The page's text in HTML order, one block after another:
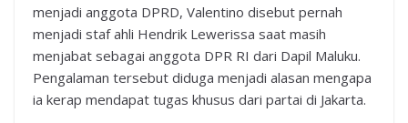
menjadi anggota DPRD, Valentino disebut pernah
menjadi staf ahli Hendrik Lewerissa saat masih
menjabat sebagai anggota DPR RI dari Dapil Maluku.
Pengalaman tersebut diduga menjadi alasan mengapa
ia kerap mendapat tugas khusus dari partai di Jakarta.